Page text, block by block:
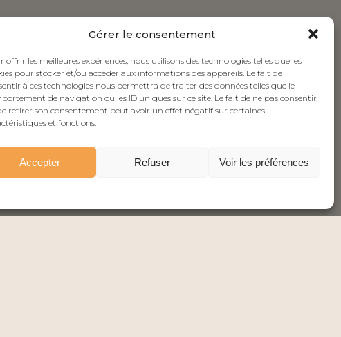
Gérer le consentement
offrir les meilleures expériences, nous utilisons des technologies telles que les
pour stocker et/ou accéder aux informations des appareils. Le fait de
à ces technologies nous permettra de traiter des données telles que le
de navigation ou les ID uniques sur ce site. Le fait de ne pas consentir
retirer son consentement peut avoir un effet négatif sur certaines
et fonctions.
Accepter Refuser Voir les préférences
LYON VALENCIENNES